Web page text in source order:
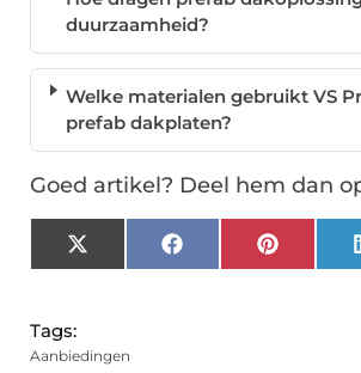
duurzaamheid?
Welke materialen gebruikt VS
prefab dakplaten?
Goed artikel? Deel hem dan
X
(Twitter)
FacebookPinterest
Tags:
Aanbiedingen